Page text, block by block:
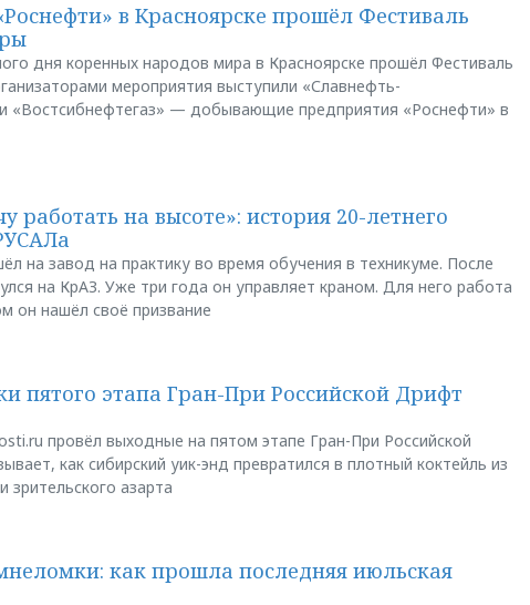
в Красноярске прошёл Фестиваль
дня коренных народов мира в Красноярске прошёл Фестиваль
мероприятия выступили «Славнефть-
и «Востсибнефтегаз» — добывающие предприятия «Роснефти» в
работать на высоте»: история 20-летнего
на завод на практику во время обучения в техникуме. После
на КрАЗ. Уже три года он управляет краном. Для него работа
он нашёл своё призвание
пятого этапа Гран-При Российской Дрифт
провёл выходные на пятом этапе Гран-При Российской
как сибирский уик-энд превратился в плотный коктейль из
азарта
как прошла последняя июльская